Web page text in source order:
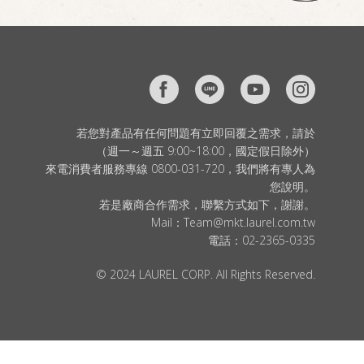
若您對產品有任何問題有立即回覆之需求，請於
（週一～週五 9:00~18:00，國定假日除外）
來電消費者服務專線 0800-031-720，我們將有專人為
您說明。
若是廠商合作需求，聯繫方式如下，謝謝。
Mail： Team@mkt.laurel.com.tw
電話： 02-2365-0335
© 2024 LAUREL CORP. All Rights Reserved.